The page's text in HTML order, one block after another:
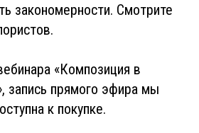
закономерности. Смотрите
«Композиция в
запись прямого эфира мы
к покупке.